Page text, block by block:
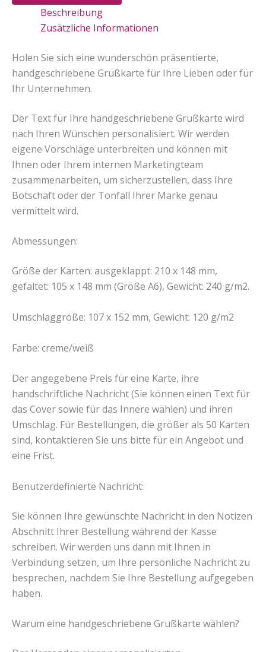
Beschreibung
Zusätzliche Informationen
Holen Sie sich eine wunderschön präsentierte,
handgeschriebene Grußkarte für Ihre Lieben oder für
Ihr Unternehmen.
Der Text für Ihre handgeschriebene Grußkarte wird
nach Ihren Wünschen personalisiert. Wir werden
eigene Vorschläge unterbreiten und können mit
Ihnen oder Ihrem internen Marketingteam
zusammenarbeiten, um sicherzustellen, dass Ihre
Botschaft oder der Tonfall Ihrer Marke genau
vermittelt wird.
Abmessungen:
Größe der Karten: ausgeklappt: 210 x 148 mm,
gefaltet: 105 x 148 mm (Größe A6), Gewicht: 240 g/m2.
Umschlaggröße: 107 x 152 mm, Gewicht: 120 g/m2
Farbe: creme/weiß
Der angegebene Preis für eine Karte, ihre
handschriftliche Nachricht (Sie können einen Text für
das Cover sowie für das Innere wählen) und ihren
Umschlag. Für Bestellungen, die größer als 50 Karten
sind, kontaktieren Sie uns bitte für ein Angebot und
eine Frist.
Benutzerdefinierte Nachricht:
Sie können Ihre gewünschte Nachricht in den Notizen
Abschnitt Ihrer Bestellung während der Kasse
schreiben. Wir werden uns dann mit Ihnen in
Verbindung setzen, um Ihre persönliche Nachricht zu
besprechen, nachdem Sie Ihre Bestellung aufgegeben
haben.
Warum eine handgeschriebene Grußkarte wählen?